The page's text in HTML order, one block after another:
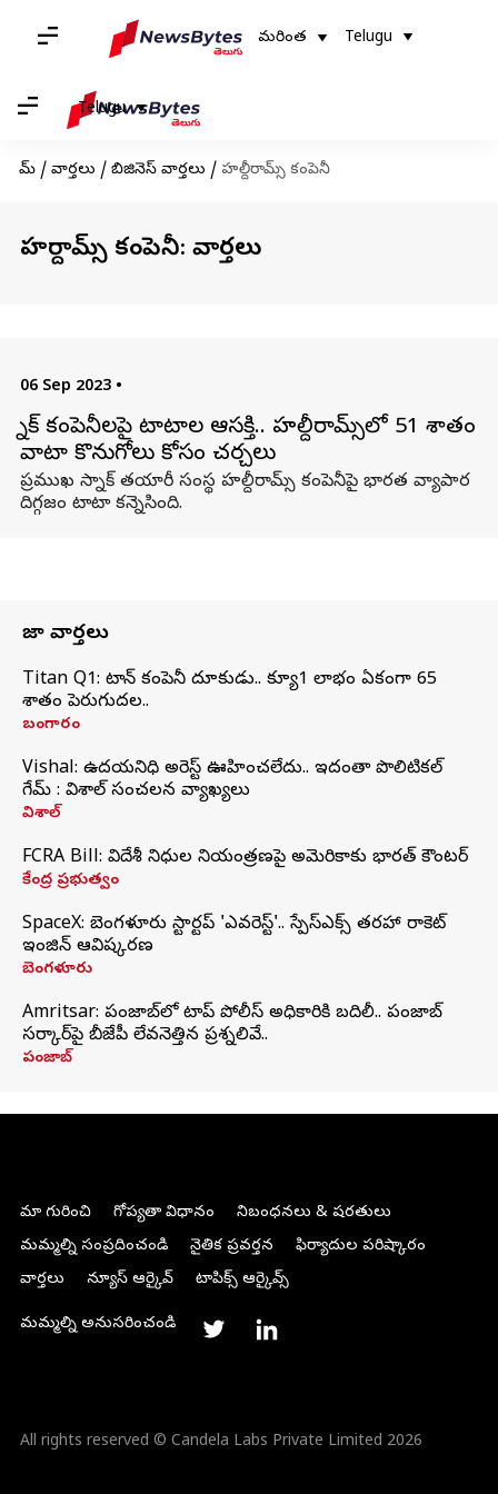
మరింత Telugu
Telugu
హోమ్ / వార్తలు / బిజినెస్ వార్తలు / హల్దీరామ్స్ కంపెనీ
హల్దీరామ్స్ కంపెనీ: వార్తలు
06 Sep 2023 •
స్నాక్ కంపెనీలపై టాటాల ఆసక్తి.. హల్దీరామ్స్‌లో 51 శాతం
వాటా కొనుగోలు కోసం చర్చలు
ప్రముఖ స్నాక్ తయారీ సంస్థ హల్దీరామ్స్ కంపెనీపై భారత వ్యాపార
దిగ్గజం టాటా కన్నెసింది.
తాజా వార్తలు
Titan Q1: టైటాన్ కంపెనీ దూకుడు.. క్యూ1 లాభం ఏకంగా 65
శాతం పెరుగుదల..
బంగారం
Vishal: ఉదయనిధి అరెస్ట్‌ ఊహించలేదు.. ఇదంతా పొలిటికల్
గేమ్ : విశాల్ సంచలన వ్యాఖ్యలు
విశాల్
FCRA Bill: విదేశీ నిధుల నియంత్రణపై అమెరికాకు భారత్‌ కౌంటర్
కేంద్ర ప్రభుత్వం
SpaceX: బెంగళూరు స్టార్టప్‌ 'ఎవరెస్ట్'.. స్పేస్‌ఎక్స్ తరహా రాకెట్‌
ఇంజిన్‌ ఆవిష్కరణ
బెంగళూరు
Amritsar: పంజాబ్‌లో టాప్ పోలీస్ అధికారికి బదిలీ.. పంజాబ్
సర్కార్‌పై బీజేపీ లేవనెత్తిన ప్రశ్నలివే..
పంజాబ్
మా గురించి గోప్యతా విధానం
నిబంధనలు & షరతులు
మమ్మల్ని సంప్రదించండి
నైతిక ప్రవర్తన
ఫిర్యాదుల పరిష్కారం
వార్తలు
న్యూస్ ఆర్కైవ్ టాపిక్స్ ఆర్కైవ్స్
మమ్మల్ని అనుసరించండి
All rights reserved © Candela Labs Private Limited 2026